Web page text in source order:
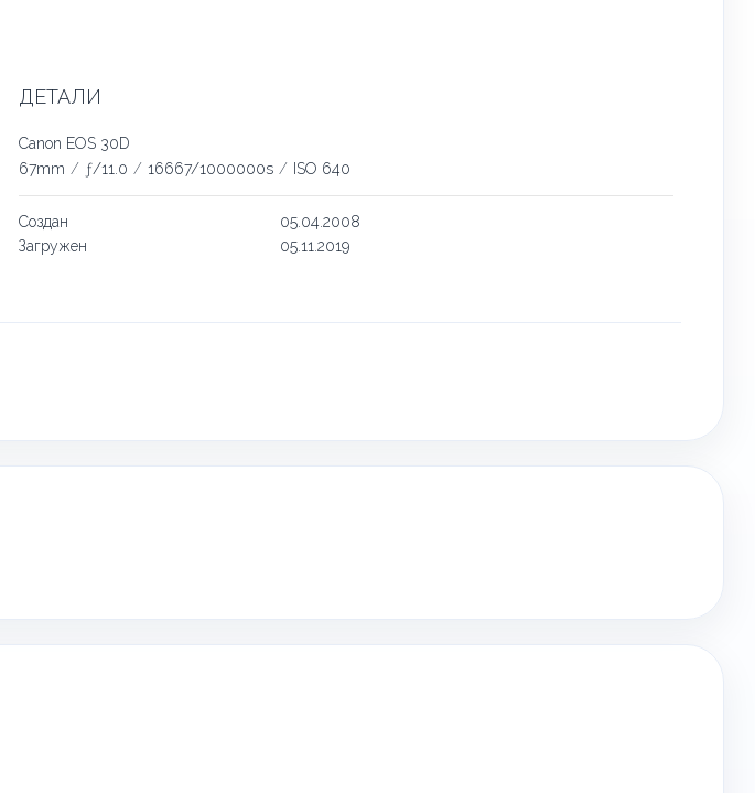
ДЕТАЛИ
Canon EOS 30D
67mm / ƒ/11.0 / 16667/1000000s / ISO 640
Создан
05.04.2008
Загружен
05.11.2019